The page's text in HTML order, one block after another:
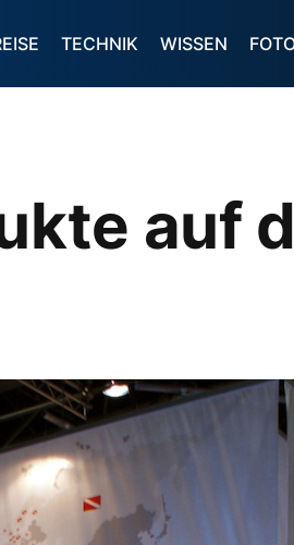
TECHNIK WISSEN
auf